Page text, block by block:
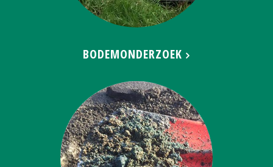
BODEMONDERZOEK